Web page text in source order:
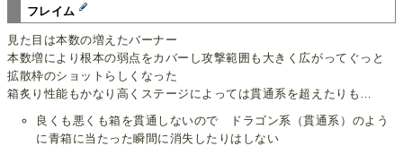
フレイム
見た目は本数の増えたバーナー
本数増により根本の弱点をカバーし攻撃範囲も大きく広がってぐっと
拡散枠のショットらしくなった
箱炙り性能もかなり高くステージによっては貫通系を超えたりも…
良くも悪くも箱を貫通しないので ドラゴン系（貫通系）のよう
に青箱に当たった瞬間に消失したりはしない